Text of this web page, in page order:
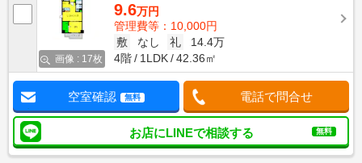
画像 : 17枚
9.6万円
管理費等：10,000円
敷
なし 礼
14.4万
4階
1LDK 42.36㎡
空室確認 無料 電話で問合せ
お店にLINEで相談する 無料